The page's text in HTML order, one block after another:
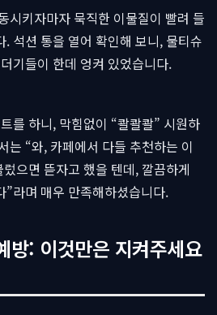
시키자마자 묵직한 이물질이 빨려 들
석션 통을 열어 확인해 보니, 물티슈
기들이 한데 엉켜 있었습니다.
를 하니, 막힘없이 “콸콸콸” 시원하
는 “와, 카페에서 다들 추천하는 이
으면 뜯자고 했을 텐데, 깔끔하게
”라며 매우 만족해하셨습니다.
방: 이것만은 지켜주세요